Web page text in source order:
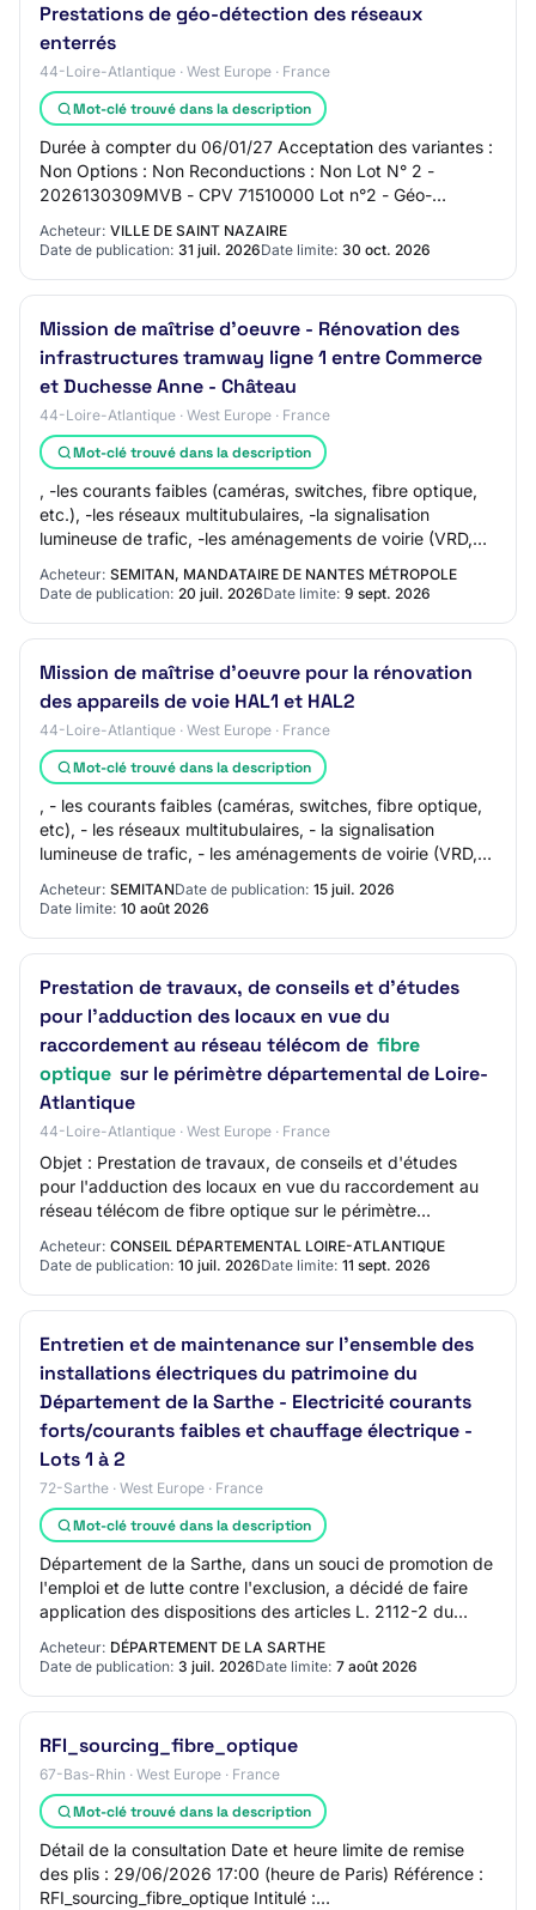
Prestations de géo-détection des réseaux
enterrés
44-Loire-Atlantique · West Europe · France
Mot-clé trouvé dans la description
Durée à compter du 06/01/27 Acceptation des variantes :
Non Options : Non Reconductions : Non Lot N° 2 -
2026130309MVB - CPV 71510000 Lot n°2 - Géo-
Acheteur: VILLE DE SAINT NAZAIRE
Date de publication: 31 juil. 2026Date limite: 30 oct. 2026
Mission de maîtrise d'oeuvre - Rénovation des
infrastructures tramway ligne 1 entre Commerce
et Duchesse Anne - Château
44-Loire-Atlantique · West Europe · France
Mot-clé trouvé dans la description
, -les courants faibles (caméras, switches, fibre optique,
etc.), -les réseaux multitubulaires, -la signalisation
lumineuse de trafic, -les aménagements de voirie (VRD,
Acheteur: SEMITAN, MANDATAIRE DE NANTES MÉTROPOLE
Date de publication: 20 juil. 2026Date limite: 9 sept. 2026
Mission de maîtrise d'oeuvre pour la rénovation
des appareils de voie HAL1 et HAL2
44-Loire-Atlantique · West Europe · France
Mot-clé trouvé dans la description
, - les courants faibles (caméras, switches, fibre optique,
etc), - les réseaux multitubulaires, - la signalisation
lumineuse de trafic, - les aménagements de voirie (VRD,
Acheteur: SEMITANDate de publication: 15 juil. 2026
Date limite: 10 août 2026
Prestation de travaux, de conseils et d'études
pour l'adduction des locaux en vue du
raccordement au réseau télécom de fibre
optique sur le périmètre départemental de Loire-
Atlantique
44-Loire-Atlantique · West Europe · France
Objet : Prestation de travaux, de conseils et d'études
pour l'adduction des locaux en vue du raccordement au
réseau télécom de fibre optique sur le périmètre
départemental de Loire-Atlantique Réferen…
Acheteur: CONSEIL DÉPARTEMENTAL LOIRE-ATLANTIQUE
Date de publication: 10 juil. 2026Date limite: 11 sept. 2026
Entretien et de maintenance sur l'ensemble des
installations électriques du patrimoine du
Département de la Sarthe - Electricité courants
forts/courants faibles et chauffage électrique -
Lots 1 à 2
72-Sarthe · West Europe · France
Mot-clé trouvé dans la description
Département de la Sarthe, dans un souci de promotion de
l'emploi et de lutte contre l'exclusion, a décidé de faire
application des dispositions des articles L. 2112-2 du
Code de la Commande publique…
Acheteur: DÉPARTEMENT DE LA SARTHE
Date de publication: 3 juil. 2026Date limite: 7 août 2026
RFI_sourcing_fibre_optique
67-Bas-Rhin · West Europe · France
Mot-clé trouvé dans la description
Détail de la consultation Date et heure limite de remise
des plis : 29/06/2026 17:00 (heure de Paris) Référence :
RFI_sourcing_fibre_optique Intitulé :